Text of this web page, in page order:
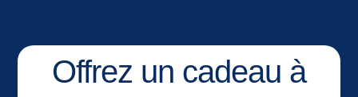
Offrez un cadeau à